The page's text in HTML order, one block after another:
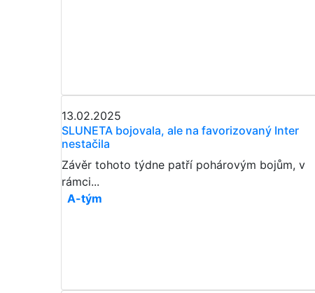
13.02.2025
SLUNETA bojovala, ale na favorizovaný Inter
nestačila
Závěr tohoto týdne patří pohárovým bojům, v
rámci...
A-tým